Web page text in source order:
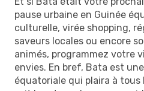
pause urbaine en Guinée
culturelle, virée shopping,
saveurs locales ou encore
animés, programmez votre
envies. En bref, Bata est
équatoriale qui plaira à